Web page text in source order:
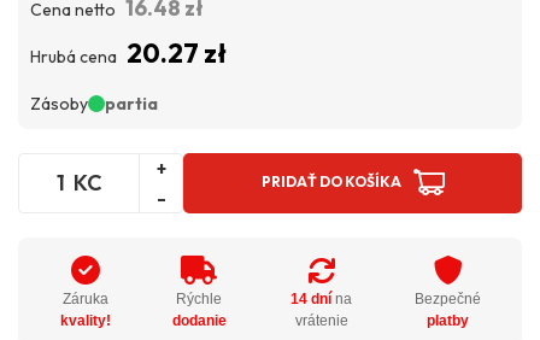
Cena netto 16.48 zł
Hrubá cena 20.27 zł
Zásoby partia
KC
+
-
PRIDAŤ DO KOŠÍKA
Záruka
kvality!
Rýchle
dodanie
14 dní na
vrátenie
Bezpečné
platby